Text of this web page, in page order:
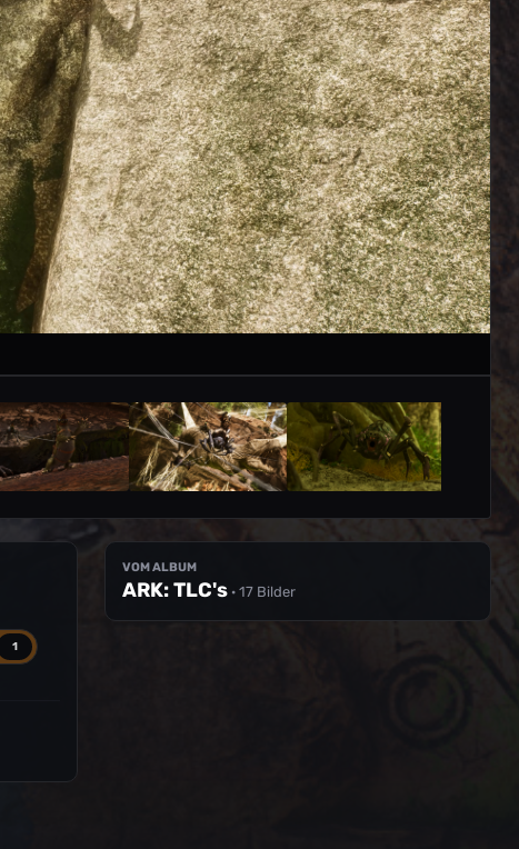
1
VOM ALBUM
ARK: TLC's · 17 Bilder